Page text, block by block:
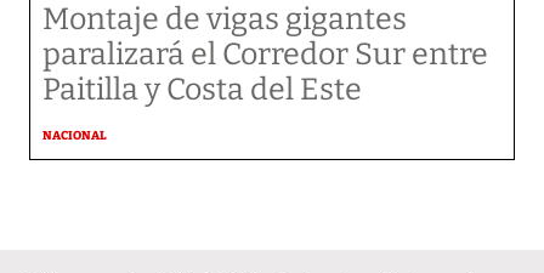
Montaje de vigas gigantes
paralizará el Corredor Sur entre
Paitilla y Costa del Este
NACIONAL